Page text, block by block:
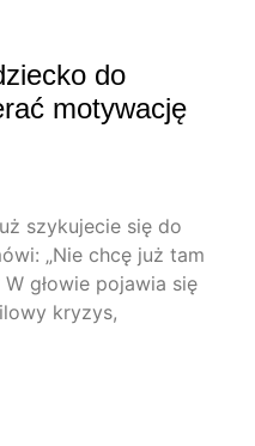
do
motywację
szykujecie się do
„Nie chcę już tam
głowie pojawia się
kryzys,